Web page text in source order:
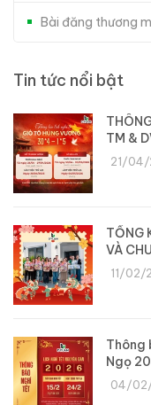
Bài đăng thương
Tin tức nổi bật
TM &
21/
TỔNG
VÀ
11/02/
Thông
Ngọ
04/